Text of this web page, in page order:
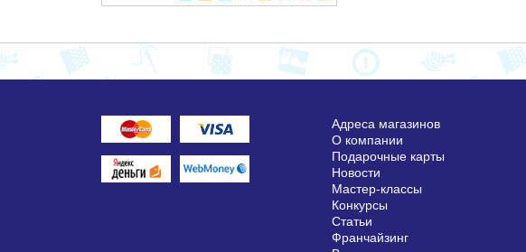
Адреса магазинов
О компании
Подарочные карты
Новости
Мастер-классы
Конкурсы
Статьи
Франчайзинг